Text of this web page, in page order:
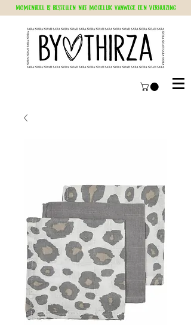
Momenteel is bestellen niet mogelijk vanwege een verhuizing